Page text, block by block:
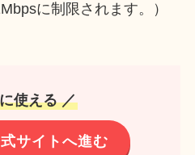
に制限されます。）
使える ／
サイトへ進む